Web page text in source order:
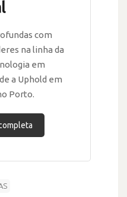
com
na linha da
em
a Uphold em
Porto.